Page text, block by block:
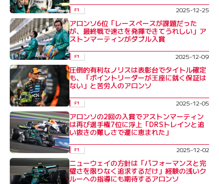
F1 2025-12-25
アロンソ6位「レースペースが課題だった
が、最終戦で速さを発揮できてうれしい」ア
ストンマーティンがダブル入賞
F1 2025-12-09
圧倒的有利なノリスは表彰台でタイトル確定
も、「ポイントリーダーが王座に就く保証は
ない」と苦労人のアロンソ
F1 2025-12-05
アロンソの2回の入賞でアストンマーティン
は再び選手権7位に浮上「DRSトレインと追
い抜きの難しさで運に恵まれた」
F1 2025-12-02
ニューウェイの方針は「パフォーマンスと完
璧さを限りなく追求するだけ」経験の浅いク
ルーへの指導にも期待するアロンソ